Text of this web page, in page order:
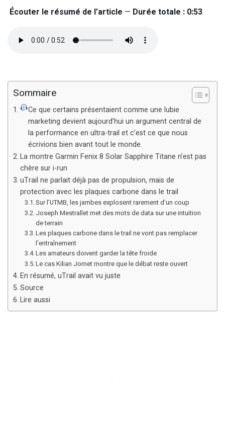
Écouter le résumé de l’article — Durée totale : 0:53
Sommaire
Ce que certains présentaient comme une lubie
marketing devient aujourd’hui un argument central de
la performance en ultra-trail et c’est ce que nous
écrivions bien avant tout le monde.
La montre Garmin Fenix 8 Solar Sapphire Titane n’est pas
chère sur i-run
uTrail ne parlait déjà pas de propulsion, mais de
protection avec les plaques carbone dans le trail
Sur l’UTMB, les jambes explosent rarement d’un coup
Joseph Mestrallet met des mots de data sur une intuition
de terrain
Les plaques carbone dans le trail ne vont pas remplacer
l’entraînement
Les amateurs doivent garder la tête froide
Le cas Kilian Jornet montre que le débat reste ouvert
En résumé, uTrail avait vu juste
Source
Lire aussi